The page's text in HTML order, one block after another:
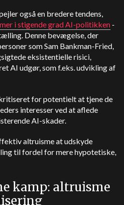
også en bredere tendens,
i stigende grad AI-politikken -
Denne bevægelse, der
som Sam Bankman-Fried,
eksistentielle risici,
AI udgør, som f.eks. udvikling af
for potentielt at tjene de
interesser ved at aflede
AI-skader.
altruisme at udskyde
til fordel for mere hypotetiske,
kamp: altruisme